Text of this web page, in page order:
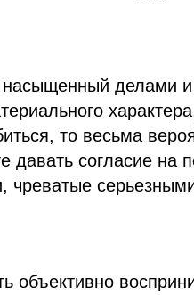
делами и
то весьма
давать согласие на
чреватые
объективно